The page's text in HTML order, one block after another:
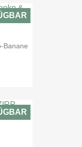
Banane